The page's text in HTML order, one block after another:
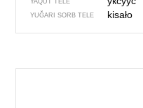
YAQUT TELE
YUĞARI SORB TELE kisało